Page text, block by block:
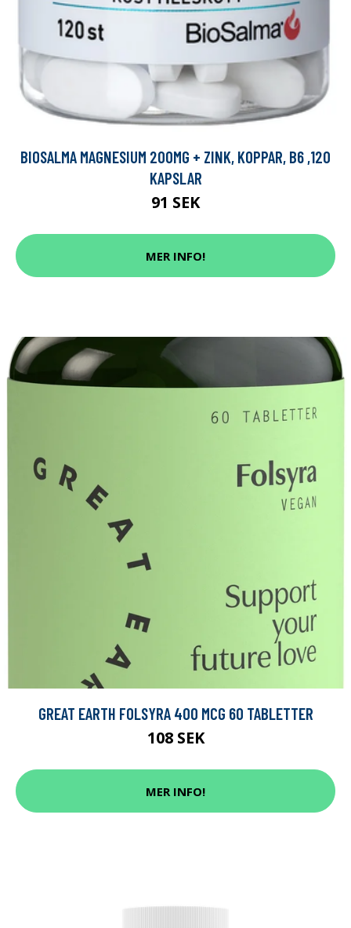
BIOSALMA MAGNESIUM 200MG + ZINK, KOPPAR, B6 ,120
KAPSLAR
91 SEK
MER INFO!
GREAT EARTH FOLSYRA 400 MCG 60 TABLETTER
108 SEK
MER INFO!